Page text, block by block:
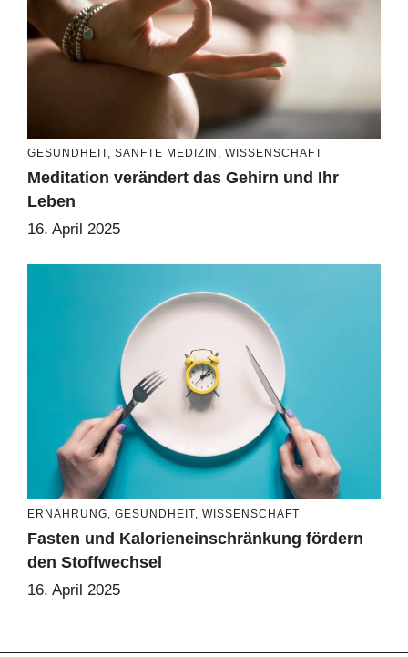
GESUNDHEIT, SANFTE MEDIZIN , WISSENSCHAFT
Meditation verändert das Gehirn und Ihr
Leben
16. April 2025
ERNÄHRUNG, GESUNDHEIT, WISSENSCHAFT
Fasten und Kalorieneinschränkung fördern
den Stoffwechsel
16. April 2025